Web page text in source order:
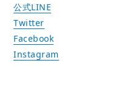
公式LINE
Twitter
Facebook
Instagram